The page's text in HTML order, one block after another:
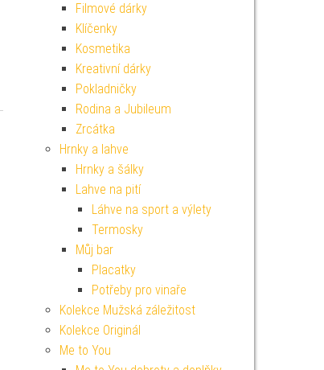
Filmové dárky
Klíčenky
Kosmetika
Kreativní dárky
Pokladničky
Rodina a Jubileum
Zrcátka
Hrnky a lahve
Hrnky a šálky
Lahve na pití
Láhve na sport a výlety
Termosky
Můj bar
Placatky
Potřeby pro vinaře
Kolekce Mužská záležitost
Kolekce Originál
Me to You